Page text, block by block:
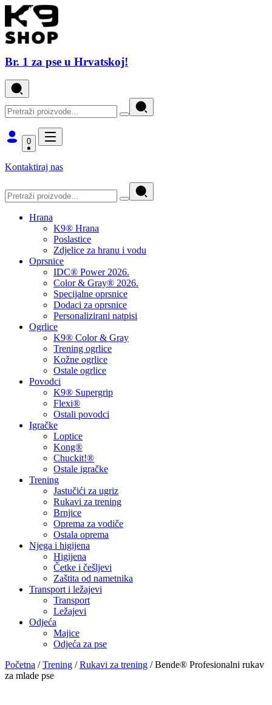
Br. 1 za pse u Hrvatskoj!
0
Kontaktiraj nas
Hrana
K9® Hrana
Poslastice
Zdjelice za hranu i vodu
Oprsnice
IDC® Power 2026.
Color & Gray® 2026.
Specijalne oprsnice
Dodaci za oprsnice
Personalizirani natpisi
Ogrlice
K9® Color & Gray
Trening ogrlice
Kožne ogrlice
Ostale ogrlice
Povodci
K9® Supergrip
Flexi®
Ostali povodci
Igračke
Loptice
Kong®
Chuckit!®
Ostale igračke
Trening
Jastučići za ugriz
Rukavi za trening
Brnjice
Oprema za vodiče
Ostala oprema
Njega i higijena
Higijena
Četke i češljevi
Zaštita od nametnika
Transport i ležajevi
Transport
Ležajevi
Odjeća
Majice
Odjeća za pse
Početna /Trening /Rukavi za trening / Bende® Profesionalni rukav
za mlade pse